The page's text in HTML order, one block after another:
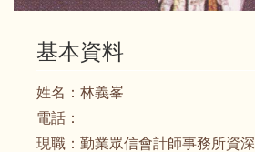
基本資料
姓名： 林義峯
電話：
現職： 勤業眾信會計師事務所資深